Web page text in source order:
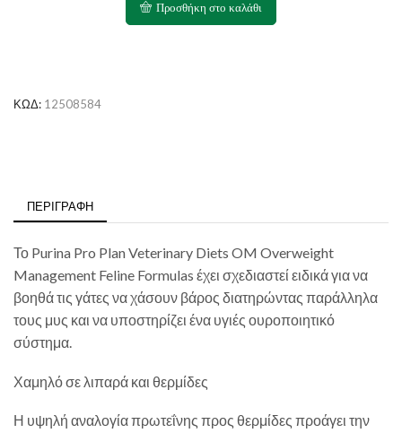
Diets
OM
Προσθήκη στο καλάθι
ΚΩΔ: 12508584
ΠΕΡΙΓΡΑΦΉ
Το Purina Pro Plan Veterinary Diets OM Overweight
Management Feline Formulas έχει σχεδιαστεί ειδικά για να
βοηθά τις γάτες να χάσουν βάρος διατηρώντας παράλληλα
τους μυς και να υποστηρίζει ένα υγιές ουροποιητικό
σύστημα.
Χαμηλό σε λιπαρά και θερμίδες
Η υψηλή αναλογία πρωτεΐνης προς θερμίδες προάγει την